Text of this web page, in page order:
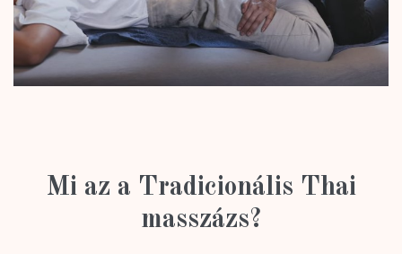
Mi az a Tradicionális Thai
masszázs?